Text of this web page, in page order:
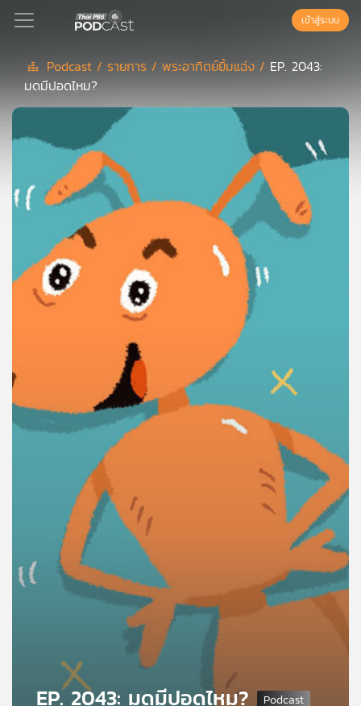
Podcast
สต์
เพล
เพลง
และ
กิจกรรม
เข้าสู่ระบบ
Podcast / รายการ /พระอาทิตย์ยิ้มแฉ่ง / EP. 2043:
มดมีปอดไหม?
EP. 2043: มดมีปอดไหม?